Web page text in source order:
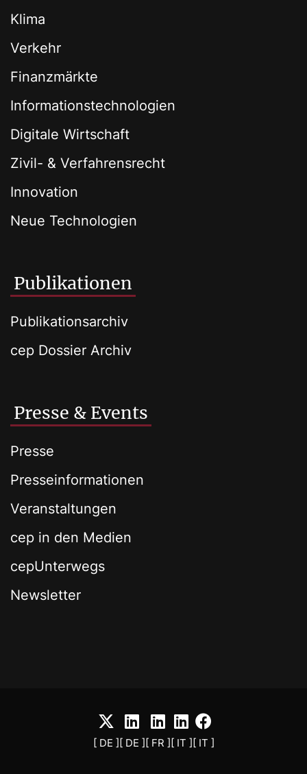
Klima
Verkehr
Finanzmärkte
Informationstechnologien
Digitale Wirtschaft
Zivil- & Verfahrensrecht
Innovation
Neue Technologien
Publikationen
Publikationsarchiv
cep Dossier Archiv
Presse & Events
Presse
Presseinformationen
Veranstaltungen
cep in den Medien
cepUnterwegs
Newsletter
[ DE ] [ DE ] [ FR ] [ IT ] [ IT ]